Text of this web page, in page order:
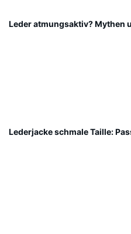
Leder atmungsaktiv? Mythen
Lederjacke schmale Taille: